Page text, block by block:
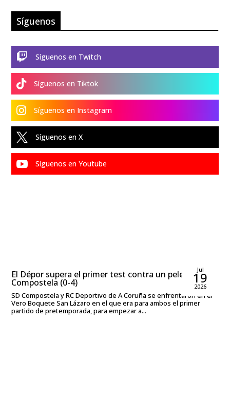
Síguenos
 Síguenos en Twitch
 Síguenos en Tiktok
 Síguenos en Instagram
 Síguenos en X
 Síguenos en Youtube
Rubén García Rodríguez Jul
19
2026
El Dépor supera el primer test contra un peleón
Compostela (0-4)
SD Compostela y RC Deportivo de A Coruña se enfrentaron en el
Vero Boquete San Lázaro en el que era para ambos el primer
partido de pretemporada, para empezar a...